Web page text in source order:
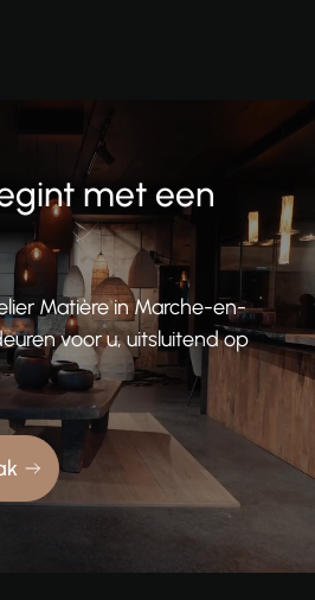
met een
Matière in Marche-en-
voor u, uitsluitend op